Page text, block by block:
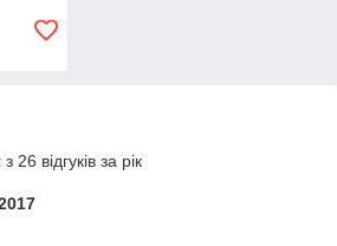
26 відгуків за рік